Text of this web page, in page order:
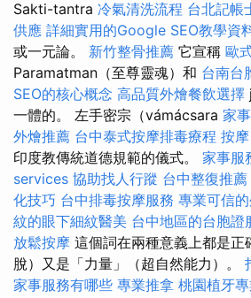
Sakti-tantra 冷氣清洗流程 台北記帳
供應 詳細實用的Google SEO教學資
或一元論。 新竹整骨推薦 它宣稱 歐
Paramatman（至尊靈魂）和 台南台
SEO的核心概念 高品質外燴餐飲選擇
一體的。 左手密宗（vámácsara 家
外燴推薦 台中泰式按摩排毒療程 按摩
印度教傳統道德規範的儀式。 家事服
services 協助找人行蹤 台中整復推薦
化技巧 台中排毒按摩服務 專業可信
紋的眼下細紋醫美 台中地區的台胞證
放鬆按摩 這個詞在兩種意義上都是正
脫）又是「力量」（超自然能力）。
家事服務有哪些 專業推拿 桃園植牙